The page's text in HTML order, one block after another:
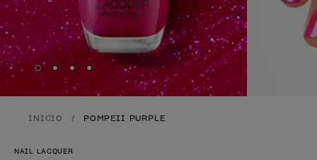
Skip to slide
Skip to slide2
Skip to slide3
Skip to slide4
INICIO POMPEII PURPLE
NAIL LACQUER